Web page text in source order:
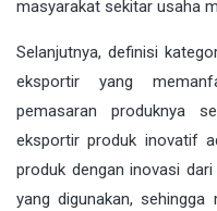
masyarakat sekitar usaha
Selanjutnya, definisi
eksportir yang
pemasaran produknya
eksportir produk inovatif
produk dengan inovasi
yang digunakan, sehingga